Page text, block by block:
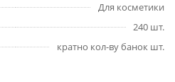
Для косметики
240 шт.
кратно кол-ву банок шт.